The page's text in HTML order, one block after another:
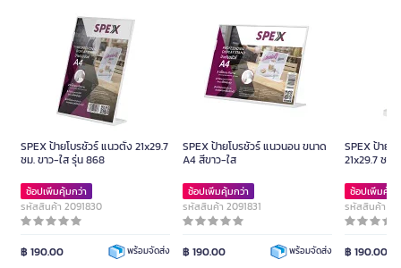
SPEX ป้ายโบรชัวร์ แนวตั้ง 21x29.7
ซม. ขาว-ใส รุ่น 868
ช้อปเพิ่มคุ้มกว่า
รหัสสินค้า 2091830
฿ 190.00 พร้อมจัดส่ง
SPEX ป้ายโบรชัวร์ แนวนอน ขนาด
A4 สีขาว-ใส
ช้อปเพิ่มคุ้มกว่า
รหัสสินค้า 2091831
฿ 190.00 พร้อมจัดส่ง
SPEX ป้าย
21x29.7 ซม.
ช้อปเพิ่มคุ้ม
รหัสสินค้า
฿ 190.00